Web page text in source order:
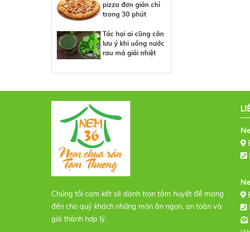
pizza đơn giản chỉ
trong 30 phút
Tác hại ai cũng cần
lưu ý khi uống nước
rau má giải nhiệt
Chúng tôi cam kết sẽ dành trọn tâm huyết để mang
đến cho quý khách những món ăn ngon, an toàn và
giá thành hợp lý.